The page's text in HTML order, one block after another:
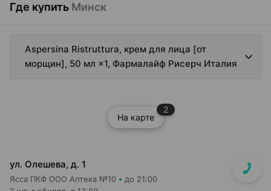
Где купить Минск
Aspersina Ristruttura, крем для лица [от
морщин], 50 мл ×1, Фармалайф Рисерч Италия
На карте
2
ул. Олешева, д. 1
Ясса ПКФ ООО Аптека №10 до 21:00